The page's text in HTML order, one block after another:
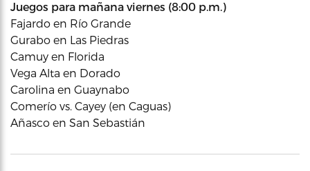
Juegos para mañana viernes (8:00 p.m.)
Fajardo en Río Grande
Gurabo en Las Piedras
Camuy en Florida
Vega Alta en Dorado
Carolina en Guaynabo
Comerío vs. Cayey (en Caguas)
Añasco en San Sebastián